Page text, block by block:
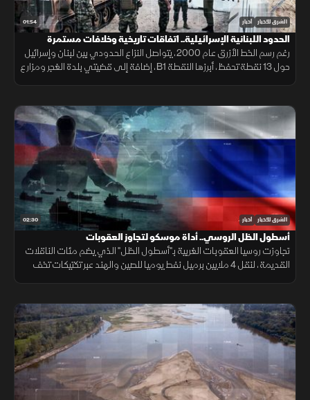
01:54 الشرق للأخبار أخبار
الحدود اللبنانية الإسرائيلية.. اتفاقات تاريخية وخلافات مستمرة
رغم رسم الخط الأزرق عام 2000، يتواصل النزاع الحدودي بين لبنان وإسرائيل
حول 13 نقطة تحفظ، أبرزها النقطة B1، إضافة إلى قضيتي بلدة الغجر ومزارع
02:30 الشرق للأخبار أخبار
أسطول الظل الروسي.. أداة موسكو لتجاوز العقوبات
تجاوزت روسيا العقوبات الغربية بـ"أسطول الظل" الذي يضم مئات الناقلات
القديمة، لنقل 4 ملايين برميل نفط يوميا للصين والهند عبر تكتيكات تخف